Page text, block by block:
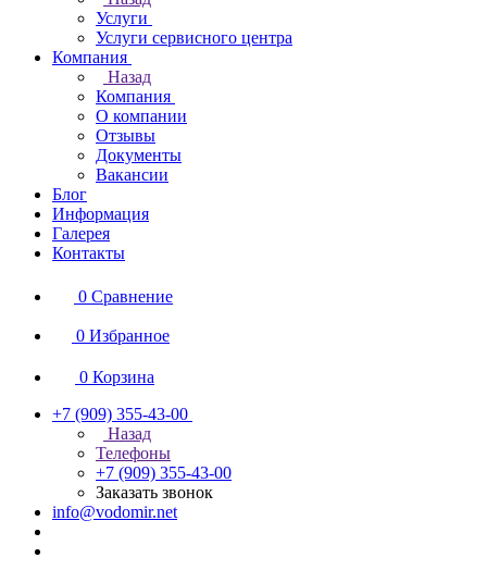
Услуги
Услуги сервисного центра
Компания
Назад
Компания
О компании
Отзывы
Документы
Вакансии
Блог
Информация
Галерея
Контакты
0 Сравнение
0 Избранное
0 Корзина
+7 (909) 355-43-00
Назад
Телефоны
+7 (909) 355-43-00
Заказать звонок
info@vodomir.net